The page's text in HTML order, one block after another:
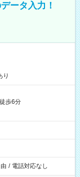
ータ入力！
り
歩6分
/ 電話対応なし